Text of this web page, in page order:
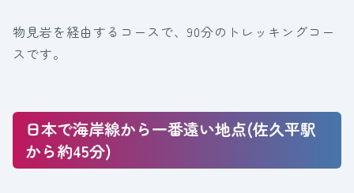
物見岩を経由するコースで、90分のトレッキングコー
スです。
日本で海岸線から一番遠い地点(佐久平駅
から約45分)